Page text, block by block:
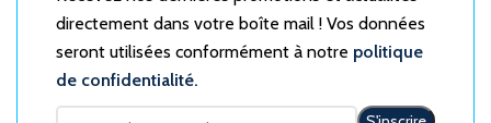
directement dans votre boîte mail ! Vos données
seront utilisées conformément à notre politique
de confidentialité.